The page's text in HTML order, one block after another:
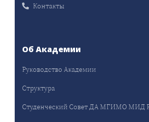
Контакты
Об Академии
Руководство Академии
Структура
Студенческий Совет ДА МГИМО